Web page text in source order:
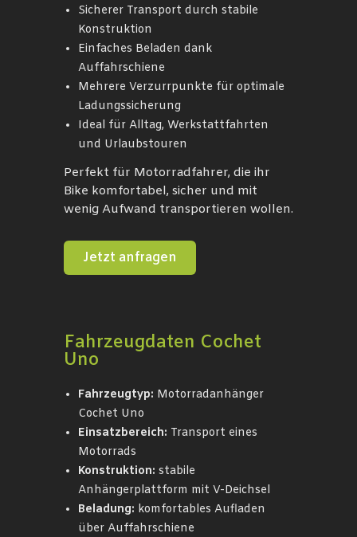
Sicherer Transport durch stabile
Konstruktion
Einfaches Beladen dank
Auffahrschiene
Mehrere Verzurrpunkte für optimale
Ladungssicherung
Ideal für Alltag, Werkstattfahrten
und Urlaubstouren
Perfekt für Motorradfahrer, die ihr
Bike komfortabel, sicher und mit
wenig Aufwand transportieren wollen.
Jetzt anfragen
Fahrzeugdaten Cochet
Uno
Fahrzeugtyp: Motorradanhänger
Cochet Uno
Einsatzbereich: Transport eines
Motorrads
Konstruktion: stabile
Anhängerplattform mit V-Deichsel
Beladung: komfortables Aufladen
über Auffahrschiene